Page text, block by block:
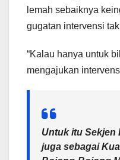
lemah sebaiknya
gugatan intervensi
“Kalau hanya untuk
mengajukan
Untuk itu Sekjen
juga sebagai